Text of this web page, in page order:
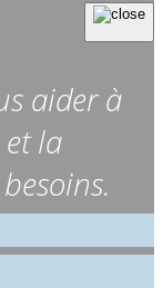
aider à
et la